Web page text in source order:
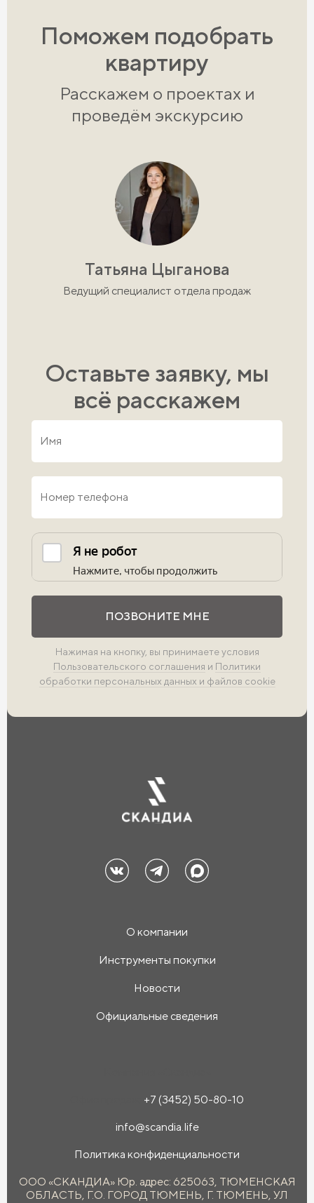
Поможем подобрать
квартиру
Расскажем о проектах и
проведём экскурсию
Татьяна Цыганова
Ведущий специалист отдела продаж
Оставьте заявку, мы
всё расскажем
ПОЗВОНИТЕ МНЕ
Нажимая на кнопку, вы принимаете условия
Пользовательского соглашения и Политики
обработки персональных данных и файлов cookie
О компании
Инструменты покупки
Новости
Официальные сведения
+7 (3452) 50-80-10
info@scandia.life
Политика конфиденциальности
ООО «СКАНДИА» Юр. адрес: 625063, ТЮМЕНСКАЯ
ОБЛАСТЬ, Г.О. ГОРОД ТЮМЕНЬ, Г. ТЮМЕНЬ, УЛ